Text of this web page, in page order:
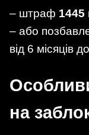
– штраф 1445
– або
від 6 місяців
на